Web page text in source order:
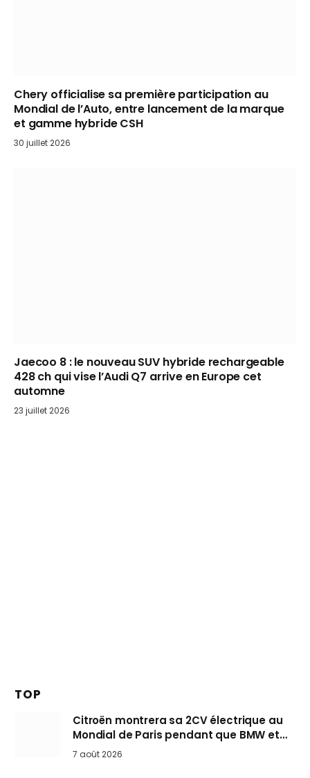
Chery officialise sa première participation au
Mondial de l’Auto, entre lancement de la marque
et gamme hybride CSH
30 juillet 2026
Jaecoo 8 : le nouveau SUV hybride rechargeable
428 ch qui vise l’Audi Q7 arrive en Europe cet
automne
23 juillet 2026
TOP
Citroën montrera sa 2CV électrique au
Mondial de Paris pendant que BMW et
Mini désertent le salon
7 août 2026